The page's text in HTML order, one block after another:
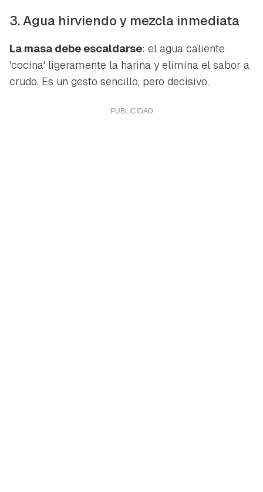
3. Agua hirviendo y mezcla inmediata
La masa debe escaldarse: el agua caliente
'cocina' ligeramente la harina y elimina el sabor a
crudo. Es un gesto sencillo, pero decisivo.